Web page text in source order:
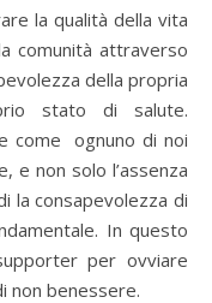
la qualità della vita
comunità attraverso
della propria
stato di salute.
come ognuno di noi
e non solo l’assenza
la consapevolezza di
In questo
per ovviare
non benessere.